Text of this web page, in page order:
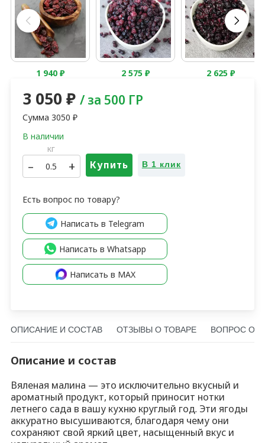
1 940₽ 2 575₽ 2 625₽
3 050 ₽ / за 500 ГР
Сумма 3050 ₽
кг
– + Купить В 1 клик
Есть вопрос по товару?
Написать в Telegram
Написать в Whatsapp
Написать в MAX
ОПИСАНИЕ И СОСТАВ ОТЗЫВЫ О ТОВАРЕ ВОПРОС О
Описание и состав
Вяленая малина — это исключительно вкусный и
ароматный продукт, который приносит нотки
летнего сада в вашу кухню круглый год. Эти ягоды
аккуратно высушиваются, благодаря чему они
сохраняют свой яркий цвет, насыщенный вкус и